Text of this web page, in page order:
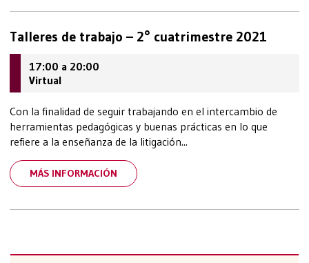
Talleres de trabajo – 2° cuatrimestre 2021
17:00 a 20:00
Virtual
Con la finalidad de seguir trabajando en el intercambio de
herramientas pedagógicas y buenas prácticas en lo que
refiere a la enseñanza de la litigación...
MÁS INFORMACIÓN